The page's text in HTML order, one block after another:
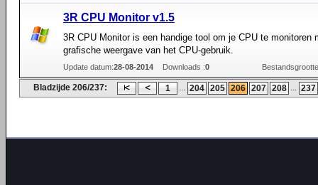
3R CPU Monitor v1.5
3R CPU Monitor is een handige tool om je CPU te monitoren
grafische weergave van het CPU-gebruik.
Update datum:28-08-2014 Downloads :0
Bladzijde 206/237: 1 ... 204 205 206 207 208 ... 237